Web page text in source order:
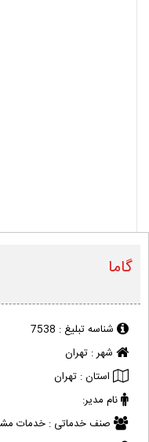
گاما
شناسه تبلیغ : 7538
شهر : تهران
استان : تهران
نام مدیر:
صنف خدماتی : خدمات